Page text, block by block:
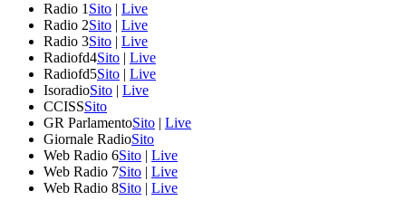
Radio 1 Sito | Live
Radio 2Sito | Live
Radio 3Sito | Live
Radiofd4Sito | Live
Radiofd5Sito | Live
IsoradioSito | Live
CCISSSito
GR ParlamentoSito | Live
Giornale RadioSito
Web Radio 6Sito | Live
Web Radio 7Sito | Live
Web Radio 8Sito | Live